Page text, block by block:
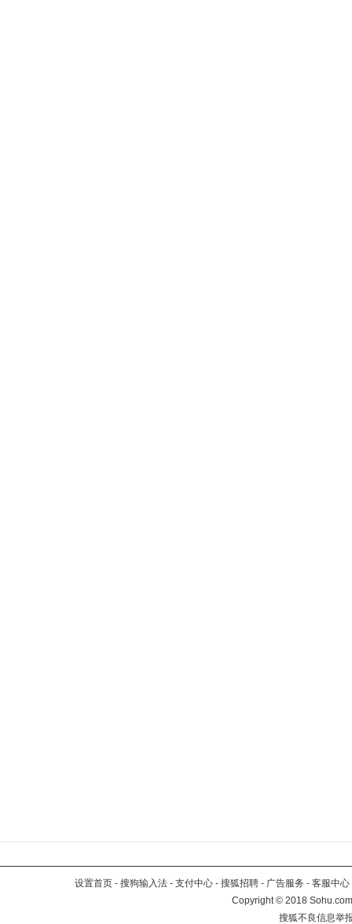
设置首页 - 搜狗输入法 - 支付中心 - 搜狐招聘 - 广告服务 - 客服中心
Copyright©2018
搜狐不良信息举